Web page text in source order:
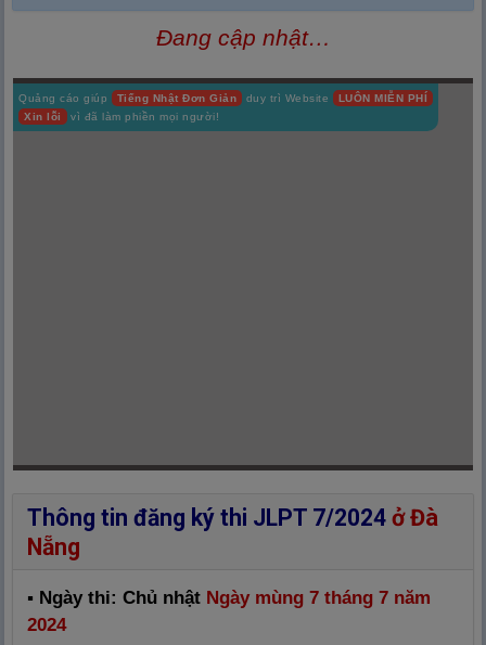
Đang cập nhật…
Quảng cáo giúp Tiếng Nhật Đơn Giản duy trì Website
LUÔN MIỄN PHÍ
Xin lỗi
vì đã làm phiền mọi người!
Thông tin đăng ký thi JLPT 7/2024 ở Đà
Nẵng
▪ Ngày thi: Chủ nhật Ngày mùng 7 tháng 7 năm
2024